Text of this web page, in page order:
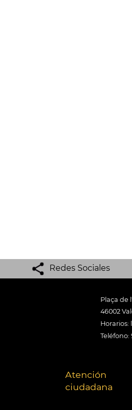
Redes Sociales
Plaça de
46002
Horarios:
Teléfono:
Atención
ciudadana